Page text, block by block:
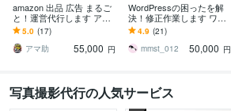
amazon 出品 広告 まるご
と！運営代行します アマ
ゾン販売はプロにお任
せ！14年以上×1200社超の
専門力
5.0 (17)
アマ助
55,000 円
WordPressの困ったを解
決！修正作業します ワー
ドプレス歴13年以上のエ
ンジニアが各種カスタマ
イズ対応
4.9 (21)
mmst_012
50,000 円
写真撮影代行の人気サービス